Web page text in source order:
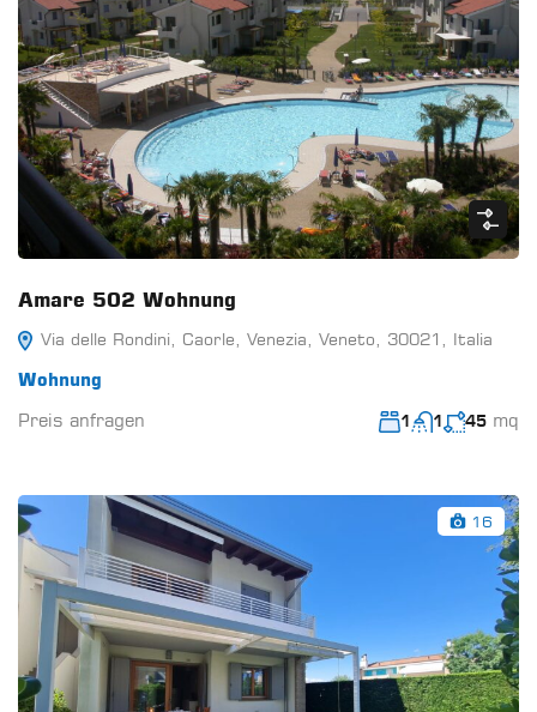
Amare 502 Wohnung
Via delle Rondini, Caorle, Venezia, Veneto, 30021, Italia
Wohnung
Preis anfragen
1 1 45 mq
16